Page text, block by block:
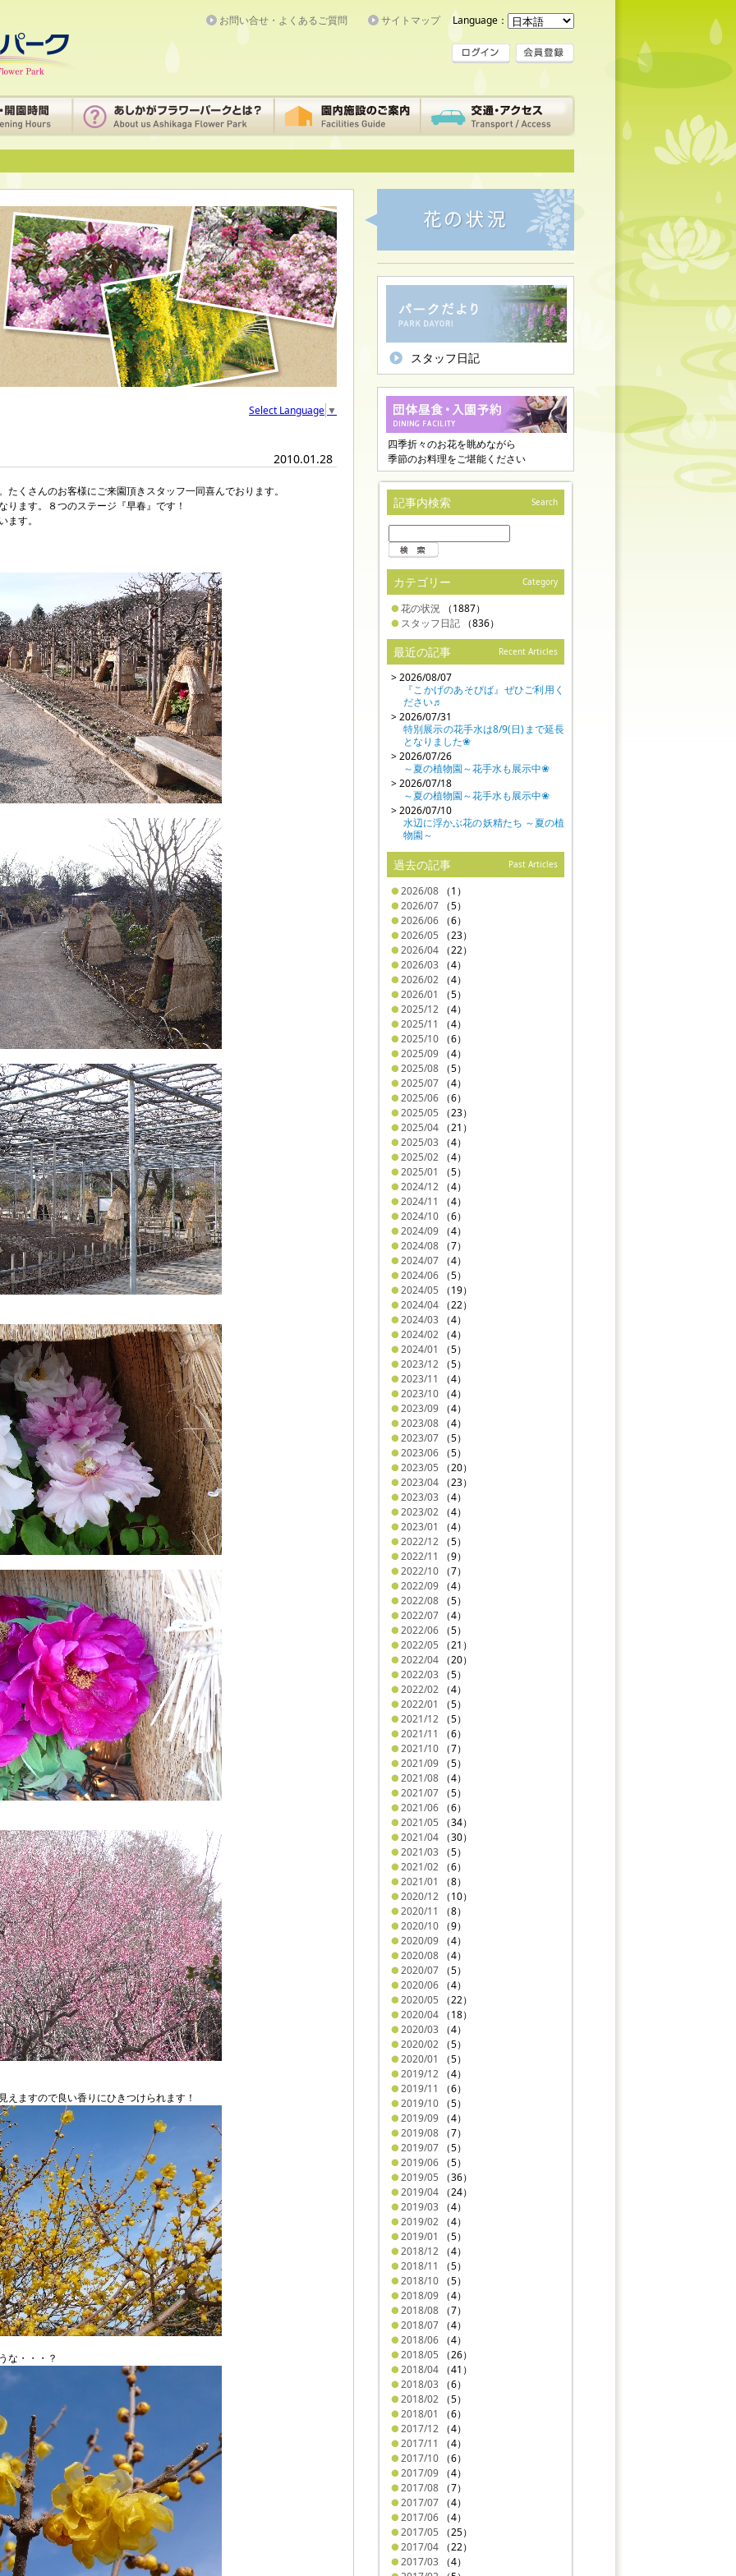
Language：
お問い合せ・よくあるご質問 サイトマップ
スタッフ日記
四季折々のお花を眺めながら
季節のお料理をご堪能ください
Search
記事内検索
Category
カテゴリー
花の状況 （1887）
スタッフ日記 （836）
Recent Articles
最近の記事
> 2026/08/07
『こかげのあそびば』ぜひご利用く
ださい♬
> 2026/07/31
特別展示の花手水は8/9(日)まで延長
となりました❀
> 2026/07/26
～夏の植物園～花手水も展示中❀
> 2026/07/18
～夏の植物園～花手水も展示中❀
> 2026/07/10
水辺に浮かぶ花の妖精たち ～夏の植
物園～
Past Articles
過去の記事
2026/08 （1）
2026/07 （5）
2026/06 （6）
2026/05 （23）
2026/04 （22）
2026/03 （4）
2026/02 （4）
2026/01
（5）
2025/12 （4）
2025/11
（4）
2025/10 （6）
2025/09 （4）
2025/08 （5）
2025/07 （4）
2025/06 （6）
2025/05 （23）
2025/04 （21）
2025/03 （4）
2025/02 （4）
2025/01
（5）
2024/12 （4）
2024/11
（4）
2024/10 （6）
2024/09 （4）
2024/08 （7）
2024/07 （4）
2024/06 （5）
2024/05 （19）
2024/04 （22）
2024/03 （4）
2024/02 （4）
2024/01
（5）
2023/12 （5）
2023/11
（4）
2023/10 （4）
2023/09 （4）
2023/08 （4）
2023/07 （5）
2023/06 （5）
2023/05 （20）
2023/04 （23）
2023/03 （4）
2023/02 （4）
2023/01
（4）
2022/12 （5）
2022/11
（9）
2022/10 （7）
2022/09 （4）
2022/08 （5）
2022/07 （4）
2022/06 （5）
2022/05 （21）
2022/04 （20）
2022/03 （5）
2022/02 （4）
2022/01
（5）
2021/12 （5）
2021/11
（6）
2021/10 （7）
2021/09 （5）
2021/08 （4）
2021/07 （5）
2021/06 （6）
2021/05 （34）
2021/04 （30）
2021/03 （5）
2021/02 （6）
2021/01
（8）
2020/12 （10）
2020/11
（8）
2020/10 （9）
2020/09 （4）
2020/08 （4）
2020/07 （5）
2020/06 （4）
2020/05 （22）
2020/04 （18）
2020/03 （4）
2020/02 （5）
2020/01
（5）
2019/12 （4）
2019/11
（6）
2019/10 （5）
2019/09 （4）
2019/08 （7）
2019/07 （5）
2019/06 （5）
2019/05 （36）
2019/04 （24）
2019/03 （4）
2019/02 （4）
2019/01
（5）
2018/12 （4）
2018/11
（5）
2018/10 （5）
2018/09 （4）
2018/08 （7）
2018/07 （4）
2018/06 （4）
2018/05 （26）
2018/04 （41）
2018/03 （6）
2018/02 （5）
2018/01
（6）
2017/12 （4）
2017/11
（4）
2017/10 （6）
2017/09 （4）
2017/08 （7）
2017/07 （4）
2017/06 （4）
2017/05 （25）
2017/04 （22）
2017/03 （4）
Select Language ▼
2010.01.28
くさんのお客様にご来園頂きスタッフ一同喜んでおります。
ます。８つのステージ『早春』です！
す。
ますので良い香りにひきつけられます！
な・・・？